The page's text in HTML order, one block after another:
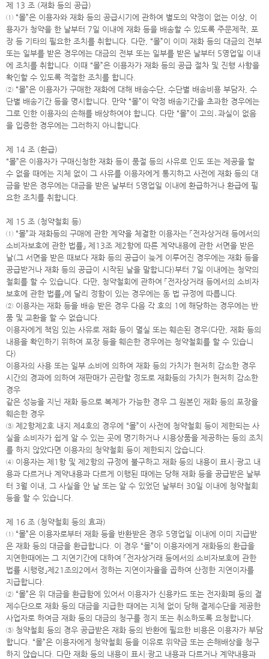
제 13 조 (재화 등의 공급)
① “몰”은 이용자와 재화 등의 공급시기에 관하여 별도의 약정이 없는 이상, 이
용자가 청약을 한 날부터 7일 이내에 재화 등을 배송할 수 있도록 주문제작, 포
장 등 기타의 필요한 조치를 취합니다. 다만, “몰”이 이미 재화 등의 대금의 전부
또는 일부를 받은 경우에는 대금의 전부 또는 일부를 받은 날부터 5영업일 이내
에 조치를 취합니다. 이때 “몰”은 이용자가 재화 등의 공급 절차 및 진행 사항을
확인할 수 있도록 적절한 조치를 합니다.
② “몰”은 이용자가 구매한 재화에 대해 배송수단, 수단별 배송비용 부담자, 수
단별 배송기간 등을 명시합니다. 만약 “몰”이 약정 배송기간을 초과한 경우에는
그로 인한 이용자의 손해를 배상하여야 합니다. 다만 “몰”이 고의․과실이 없음
을 입증한 경우에는 그러하지 아니합니다.
제 14 조 (환급)
“몰”은 이용자가 구매신청한 재화 등이 품절 등의 사유로 인도 또는 제공을 할
수 없을 때에는 지체 없이 그 사유를 이용자에게 통지하고 사전에 재화 등의 대
금을 받은 경우에는 대금을 받은 날부터 5영업일 이내에 환급하거나 환급에 필
요한 조치를 취합니다.
제 15 조 (청약철회 등)
① “몰”과 재화등의 구매에 관한 계약을 체결한 이용자는 「전자상거래 등에서의
소비자보호에 관한 법률」 제13조 제2항에 따른 계약내용에 관한 서면을 받은
날(그 서면을 받은 때보다 재화 등의 공급이 늦게 이루어진 경우에는 재화 등을
공급받거나 재화 등의 공급이 시작된 날을 말합니다)부터 7일 이내에는 청약의
철회를 할 수 있습니다. 다만, 청약철회에 관하여 「전자상거래 등에서의 소비자
보호에 관한 법률」에 달리 정함이 있는 경우에는 동 법 규정에 따릅니다.
② 이용자는 재화 등을 배송 받은 경우 다음 각 호의 1에 해당하는 경우에는 반
품 및 교환을 할 수 없습니다.
이용자에게 책임 있는 사유로 재화 등이 멸실 또는 훼손된 경우(다만, 재화 등의
내용을 확인하기 위하여 포장 등을 훼손한 경우에는 청약철회를 할 수 있습니
다)
이용자의 사용 또는 일부 소비에 의하여 재화 등의 가치가 현저히 감소한 경우
시간의 경과에 의하여 재판매가 곤란할 정도로 재화등의 가치가 현저히 감소한
경우
같은 성능을 지닌 재화 등으로 복제가 가능한 경우 그 원본인 재화 등의 포장을
훼손한 경우
③ 제2항제2호 내지 제4호의 경우에 “몰”이 사전에 청약철회 등이 제한되는 사
실을 소비자가 쉽게 알 수 있는 곳에 명기하거나 시용상품을 제공하는 등의 조치
를 하지 않았다면 이용자의 청약철회 등이 제한되지 않습니다.
④ 이용자는 제1항 및 제2항의 규정에 불구하고 재화 등의 내용이 표시·광고 내
용과 다르거나 계약내용과 다르게 이행된 때에는 당해 재화 등을 공급받은 날부
터 3월 이내, 그 사실을 안 날 또는 알 수 있었던 날부터 30일 이내에 청약철회
등을 할 수 있습니다.
제 16 조 (청약철회 등의 효과)
① “몰”은 이용자로부터 재화 등을 반환받은 경우 5영업일 이내에 이미 지급받
은 재화 등의 대금을 환급합니다. 이 경우 “몰”이 이용자에게 재화등의 환급을
지연한때에는 그 지연기간에 대하여 「전자상거래 등에서의 소비자보호에 관한
법률 시행령」제21조의2에서 정하는 지연이자율을 곱하여 산정한 지연이자를
지급합니다.
② “몰”은 위 대금을 환급함에 있어서 이용자가 신용카드 또는 전자화폐 등의 결
제수단으로 재화 등의 대금을 지급한 때에는 지체 없이 당해 결제수단을 제공한
사업자로 하여금 재화 등의 대금의 청구를 정지 또는 취소하도록 요청합니다.
③ 청약철회 등의 경우 공급받은 재화 등의 반환에 필요한 비용은 이용자가 부담
합니다. “몰”은 이용자에게 청약철회 등을 이유로 위약금 또는 손해배상을 청구
하지 않습니다. 다만 재화 등의 내용이 표시·광고 내용과 다르거나 계약내용과